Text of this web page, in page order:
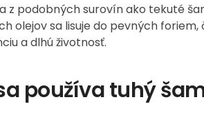
z podobných surovín ako tekuté
olejov sa lisuje do pevných
a dlhú životnosť.
používa tuhý